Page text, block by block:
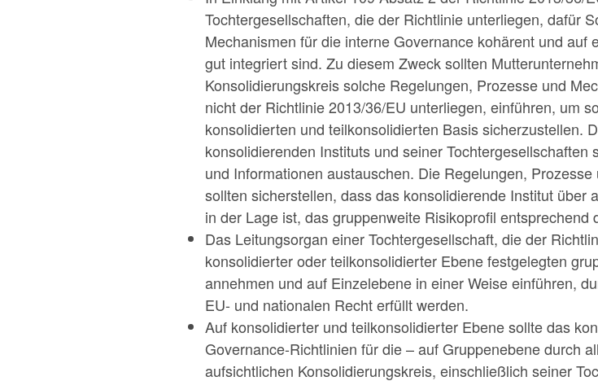
Tochtergesellschaften, die der Richtlinie unterliegen, dafür
Mechanismen für die interne Governance kohärent und
gut integriert sind. Zu diesem Zweck sollten
Konsolidierungskreis solche Regelungen, Prozesse und
nicht der Richtlinie 2013/36/EU unterliegen, einführen, um
konsolidierten und teilkonsolidierten Basis sicherzustellen.
konsolidierenden Instituts und seiner
und Informationen austauschen. Die Regelungen,
sollten sicherstellen, dass das konsolidierende Institut über
in der Lage ist, das gruppenweite Risikoprofil
Das Leitungsorgan einer Tochtergesellschaft, die der
konsolidierter oder teilkonsolidierter Ebene festgelegten
annehmen und auf Einzelebene in einer Weise einführen,
EU- und nationalen Recht erfüllt werden.
Auf konsolidierter und teilkonsolidierter Ebene sollte das
Governance-Richtlinien für die – auf Gruppenebene durch
aufsichtlichen Konsolidierungskreis, einschließlich seiner